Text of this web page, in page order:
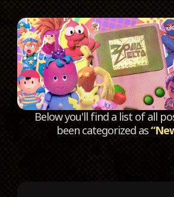
Below you'll find a list of all
been categorized as